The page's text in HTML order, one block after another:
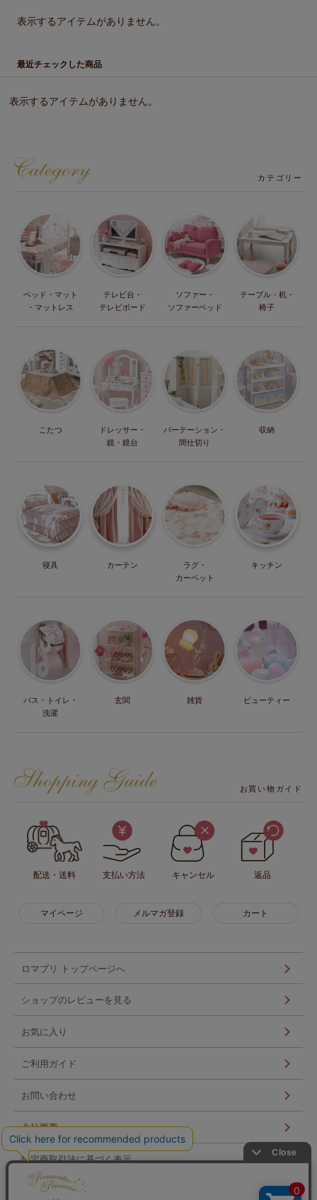
表示するアイテムがありません。
最近チェックした商品
表示するアイテムがありません。
カテゴリー
ベッド・マット
・マットレス
テレビ台・
テレビボード
ソファー・
ソファーベッド
テーブル・机・
椅子
こたつ
ドレッサー・
鏡・鏡台
パーテーション・
間仕切り
収納
寝具 カーテン
ラグ・
カーペット
キッチン
バス・トイレ・
洗濯
玄関 雑貨 ビューティー
お買い物ガイド
配送・送料 支払い方法 キャンセル 返品
マイページ メルマガ登録 カート
ロマプリ トップページへ
ショップのレビューを見る
お気に入り
ご利用ガイド
お問い合わせ
会社概要
特定商取引法に基づく表示
個人情報の取扱い